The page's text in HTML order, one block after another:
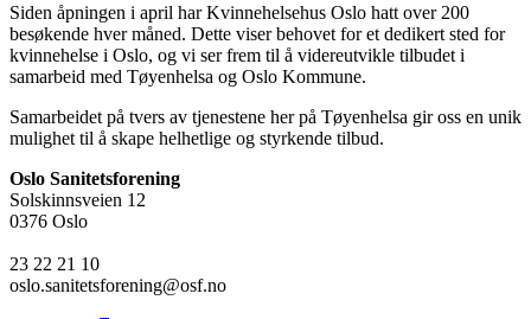
Siden åpningen i april har Kvinnehelsehus Oslo hatt over 200
besøkende hver måned. Dette viser behovet for et dedikert sted for
kvinnehelse i Oslo, og vi ser frem til å videreutvikle tilbudet i
samarbeid med Tøyenhelsa og Oslo Kommune.
Samarbeidet på tvers av tjenestene her på Tøyenhelsa gir oss en unik
mulighet til å skape helhetlige og styrkende tilbud.
Oslo Sanitetsforening
Solskinnsveien 12
0376 Oslo
23 22 21 10
oslo.sanitetsforening@osf.no